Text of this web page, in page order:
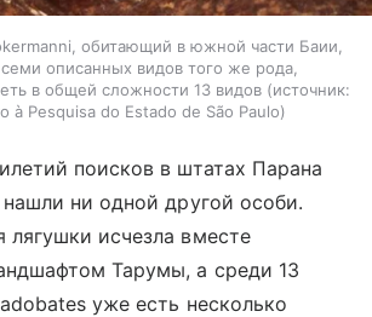
обитающий в южной части Баии,
описанных видов того же рода,
в общей сложности 13 видов
источник:
à Pesquisa do Estado de São Paulo
поисков в штатах Парана
ни одной другой особи.
лягушки исчезла вместе
Тарумы, а среди 13
уже есть несколько